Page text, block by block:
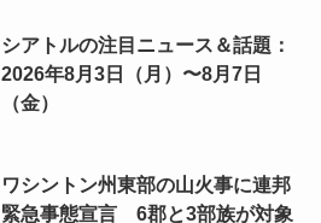
シアトルの注目ニュース＆話題：
2026年8月3日（月）〜8月7日
（金）
ワシントン州東部の山火事に連邦
緊急事態宣言 6郡と3部族が対象